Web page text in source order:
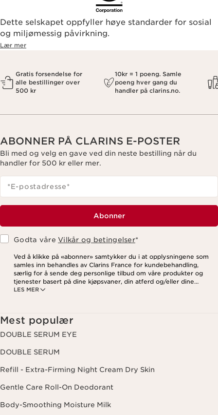
Dette selskapet oppfyller høye standarder for sosial
og miljømessig påvirkning.
Lær mer
Gratis forsendelse for
alle bestillinger over
500 kr
10kr = 1 poeng. Samle
poeng hver gang du
handler på clarins.no.
ABONNER PÅ CLARINS E-POSTER
Bli med og velg en gave ved din neste bestilling når du
handler for 500 kr eller mer.
*E-postadresse*
Abonner
Godta våreVilkår og betingelser*
LES MER
Ved å klikke på «abonner» samtykker du i at opplysningene som
samles inn behandles av Clarins France for kundebehandling,
særlig for å sende deg personlige tilbud om våre produkter og
tjenester basert på dine kjøpsvaner, din atferd og/eller dine
interesser, inkludert visning på sosiale medier og
avmeldingslenken i hvert nyhetsbrev. For mer informasjon om
hvordan vi behandler dine data og dine rettigheter, vennligst se
vår personvernerklæring
Mest populær
DOUBLE SERUM EYE
DOUBLE SERUM
Refill - Extra-Firming Night Cream Dry Skin
Gentle Care Roll-On Deodorant
Body-Smoothing Moisture Milk